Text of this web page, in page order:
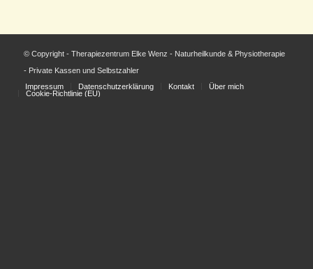
© Copyright - Therapiezentrum Elke Wenz - Naturheilkunde & Physiotherapie
- Private Kassen und Selbstzahler
Impressum
Datenschutzerklärung Kontakt
Über mich
Cookie-Richtlinie (EU)